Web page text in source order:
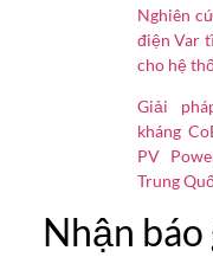
Nghiên
điện Var
cho hệ
Giải
kháng
PV
Trung
Nhận báo